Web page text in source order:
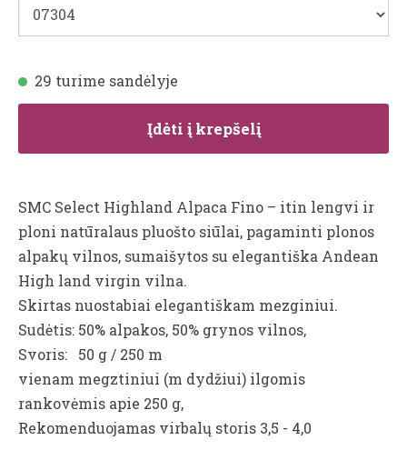
29 turime sandėlyje
Įdėti į krepšelį
SMC Select Highland Alpaca Fino – itin lengvi ir
ploni natūralaus pluošto siūlai, pagaminti plonos
alpakų vilnos, sumaišytos su elegantiška Andean
High land virgin vilna.
Skirtas nuostabiai elegantiškam mezginiui.
Sudėtis: 50% alpakos, 50% grynos vilnos,
Svoris: 50 g / 250 m
vienam megztiniui (m dydžiui) ilgomis
rankovėmis apie 250 g,
Rekomenduojamas virbalų storis 3,5 - 4,0